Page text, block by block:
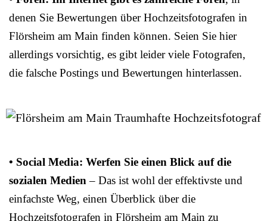
denen Sie Bewertungen über Hochzeitsfotografen in
Flörsheim am Main finden können. Seien Sie hier
allerdings vorsichtig, es gibt leider viele Fotografen,
die falsche Postings und Bewertungen hinterlassen.
• Social Media: Werfen Sie einen Blick auf die
sozialen Medien – Das ist wohl der effektivste und
einfachste Weg, einen Überblick über die
Hochzeitsfotografen in Flörsheim am Main zu